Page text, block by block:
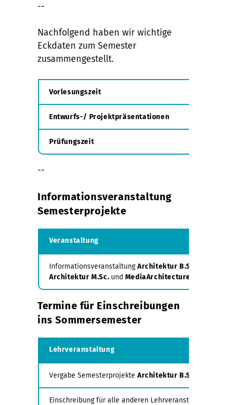
--
Nachfolgend haben wir wichtige
Eckdaten zum Semester
zusammengestellt.
Vorlesungszeit
Entwurfs-/ Projektpräsentationen
Prüfungszeit
--
Informationsveranstaltung
Semesterprojekte
Veranstaltung
Informationsveranstaltung Architektur B.Sc. (1./3./
Architektur M.Sc. und MediaArchitecture
Termine für Einschreibungen
ins Sommersemester
Lehrveranstaltung
Vergabe Semesterprojekte Architektur B.Sc./ M.Sc.,
Einschreibung für alle anderen Lehrveranstaltungen